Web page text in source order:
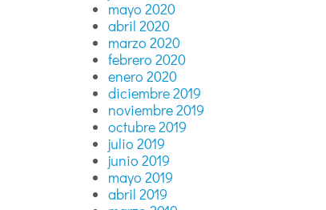
mayo 2020
abril 2020
marzo 2020
febrero 2020
enero 2020
diciembre 2019
noviembre 2019
octubre 2019
julio 2019
junio 2019
mayo 2019
abril 2019